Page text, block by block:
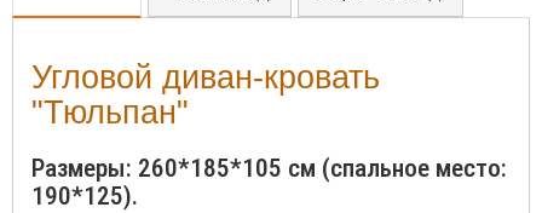
Угловой диван-кровать
"Тюльпан"
Размеры: 260*185*105 см (спальное место:
190*125).